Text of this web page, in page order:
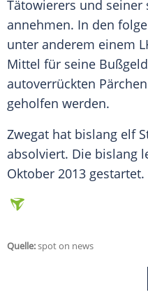
Tätowierers und seiner
annehmen. In den
unter anderem einem
Mittel für seine
autoverrückten Pärchen
geholfen werden.
Zwegat hat bislang elf
absolviert. Die bislang
Oktober 2013 gestartet.
Quelle:spot on news